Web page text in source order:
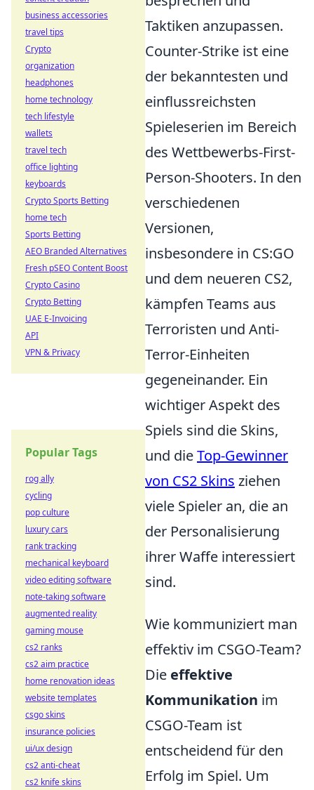
Taktiken anzupassen.
Counter-Strike ist eine
der bekanntesten und
einflussreichsten
Spieleserien im Bereich
des Wettbewerbs-First-
Person-Shooters. In den
verschiedenen
Versionen,
insbesondere in CS:GO
und dem neueren CS2,
kämpfen Teams aus
Terroristen und Anti-
Terror-Einheiten
gegeneinander. Ein
wichtiger Aspekt des
Spiels sind die Skins,
und dieTop-Gewinner
von CS2 Skins ziehen
viele Spieler an, die an
der Personalisierung
ihrer Waffe interessiert
sind.
Wie kommuniziert man
effektiv im CSGO-Team?
Die effektive
Kommunikation im
CSGO-Team ist
entscheidend für den
Erfolg im Spiel. Um
business accessories
travel tips
Crypto
organization
headphones
home technology
tech lifestyle
wallets
travel tech
office lighting
keyboards
Crypto Sports Betting
home tech
Sports Betting
AEO Branded Alternatives
Fresh pSEO Content Boost
Crypto Casino
Crypto Betting
UAE E-Invoicing
API
VPN & Privacy
Popular Tags
rog ally
cycling
pop culture
luxury cars
rank tracking
mechanical keyboard
video editing software
note-taking software
augmented reality
gaming mouse
cs2 ranks
cs2 aim practice
home renovation ideas
website templates
csgo skins
insurance policies
ui/ux design
cs2 anti-cheat
cs2 knife skins